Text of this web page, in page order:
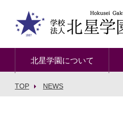
北星学園について
TOP NEWS